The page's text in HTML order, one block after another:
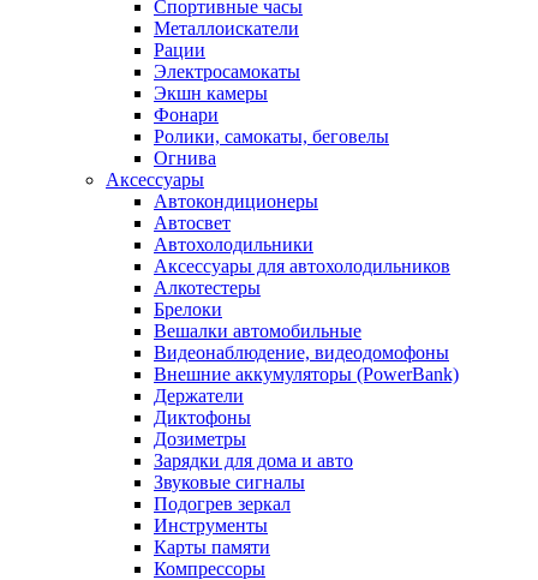
Спортивные часы
Металлоискатели
Рации
Электросамокаты
Экшн камеры
Фонари
Ролики, самокаты, беговелы
Огнива
Аксессуары
Автокондиционеры
Aвтосвет
Автохолодильники
Аксессуары для автохолодильников
Алкотестеры
Брелоки
Вешалки автомобильные
Видеонаблюдение, видеодомофоны
Внешние аккумуляторы (PowerBank)
Держатели
Диктофоны
Дозиметры
Зарядки для дома и авто
Звуковые сигналы
Подогрев зеркал
Инструменты
Карты памяти
Компрессоры